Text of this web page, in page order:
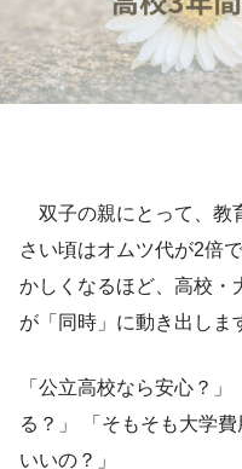
双子の親にとって、教
さい頃はオムツ代が2倍
かしくなるほど、高校・
が「同時」に動き出しま
「公立高校なら安心？
る？」 「そもそも大学
いいの？」